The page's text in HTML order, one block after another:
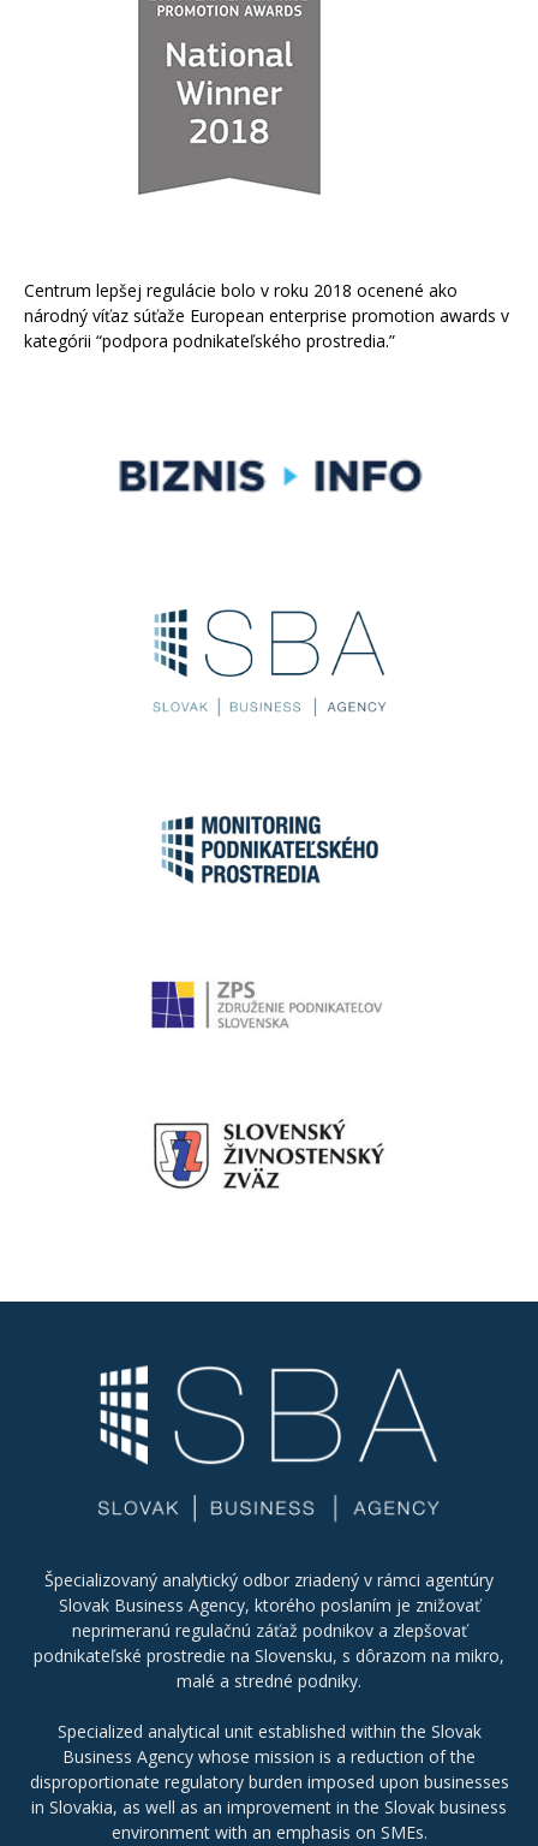
Centrum lepšej regulácie bolo v roku 2018 ocenené ako
národný víťaz súťaže European enterprise promotion awards v
kategórii “podpora podnikateľského prostredia.”
Špecializovaný analytický odbor zriadený v rámci agentúry
Slovak Business Agency, ktorého poslaním je znižovať
neprimeranú regulačnú záťaž podnikov a zlepšovať
podnikateľské prostredie na Slovensku, s dôrazom na mikro,
malé a stredné podniky.
Specialized analytical unit established within the Slovak
Business Agency whose mission is a reduction of the
disproportionate regulatory burden imposed upon businesses
in Slovakia, as well as an improvement in the Slovak business
environment with an emphasis on SMEs.